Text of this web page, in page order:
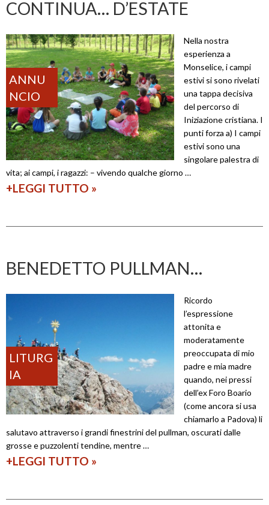
n
e
d
’
e
s
t
a
t
e
ANNU
NCIO
CONTINUA… D’ESTATE
Nella nostra
esperienza a
Monselice, i campi
estivi si sono rivelati
una tappa decisiva
del percorso di
Iniziazione cristiana. I
punti forza a) I campi
estivi sono una
singolare palestra di
vita; ai campi, i ragazzi: – vivendo qualche giorno …
+LEGGI TUTTO L
I
i
i
o
n
e
r
»
LITURG
IA
BENEDETTO PULLMAN…
Ricordo
l’espressione
attonita e
moderatamente
preoccupata di mio
padre e mia madre
quando, nei pressi
dell’ex Foro Boario
(come ancora si usa
chiamarlo a Padova) li
salutavo attraverso i grandi finestrini del pullman, oscurati dalle
grosse e puzzolenti tendine, mentre …
+LEGGI TUTTO B
n
»